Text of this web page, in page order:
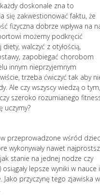
doskonale zna to
się zakwestionować faktu, że
fizyczna dobrze wpływa na
możemy podkręcić
walczyć z otyłością,
zapobiegać chorobom
innym nieprzyjemnym
trzeba ćwiczyć tak aby
Ale czy wszyscy wiedzą o
szeroko rozumianego
uczymy?
przeprowadzone wśród
wykonywały nawet
stanie na jednej nodze czy
lepsze wyniki w
Jako przyczynę tego